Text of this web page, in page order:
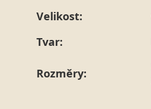
Velikost:
Tvar:
Rozměry: